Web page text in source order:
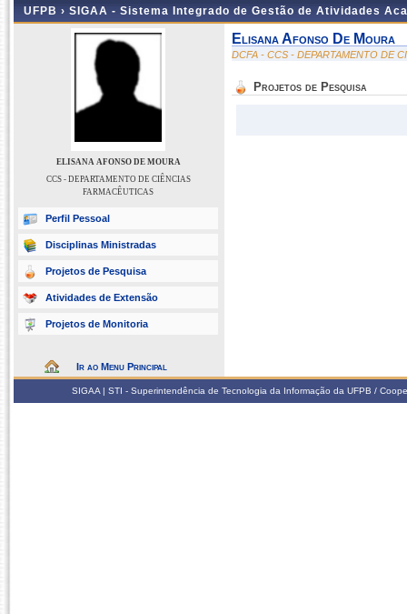
UFPB › SIGAA - Sistema Integrado de Gestão de Atividades
ELISANA AFONSO DE MOURA
CCS - DEPARTAMENTO DE CIÊNCIAS
FARMACÊUTICAS
Perfil Pessoal
Disciplinas Ministradas
Projetos de Pesquisa
Atividades de Extensão
Projetos de Monitoria
Ir ao Menu Principal
Elisana Afonso De Moura
DCFA - CCS - DEPARTAMENTO DE
Projetos de Pesquisa
SIGAA | STI - Superintendência de Tecnologia da Informação da UFPB /